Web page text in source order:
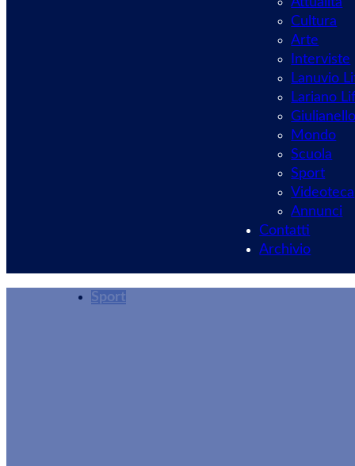
Cultura
Arte
Interviste
Lanuvio
Lariano
Mondo
Scuola
Sport
Videoteca
Annunci
Contatti
Archivio
Sport